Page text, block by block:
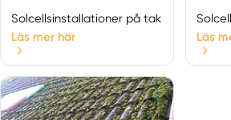
Solcellsinstallationer på tak
Läs mer här
Läs